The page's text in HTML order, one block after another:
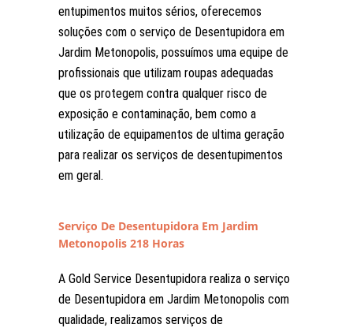
entupimentos muitos sérios, oferecemos
soluções com o serviço de Desentupidora em
Jardim Metonopolis, possuímos uma equipe de
profissionais que utilizam roupas adequadas
que os protegem contra qualquer risco de
exposição e contaminação, bem como a
utilização de equipamentos de ultima geração
para realizar os serviços de desentupimentos
em geral.
Serviço De Desentupidora Em Jardim
Metonopolis 218 Horas
A Gold Service Desentupidora realiza o serviço
de Desentupidora em Jardim Metonopolis com
qualidade, realizamos serviços de